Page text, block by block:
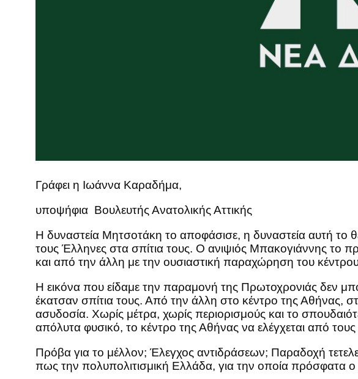
Γράφει η Ιωάννα Καραδήμα,
υποψήφια Βουλευτής Ανατολικής Αττικής
Η δυναστεία Μητσοτάκη το αποφάσισε, η δυναστεία αυτή το
τους Έλληνες στα σπίτια τους. Ο ανιψιός Μπακογιάννης
και από την άλλη με την ουσιαστική παραχώρηση του
Η εικόνα που είδαμε την παραμονή της Πρωτοχρονιάς δεν
έκατσαν σπίτια τους. Από την άλλη στο κέντρο της Αθήνας,
ασυδοσία. Χωρίς μέτρα, χωρίς περιορισμούς και το
απόλυτα φυσικό, το κέντρο της Αθήνας να ελέγχεται από
Πρόβα για το μέλλον; Έλεγχος αντιδράσεων; Παραδοχή
πως την πολυπολιτισμική Ελλάδα, για την οποία πρόσφατα